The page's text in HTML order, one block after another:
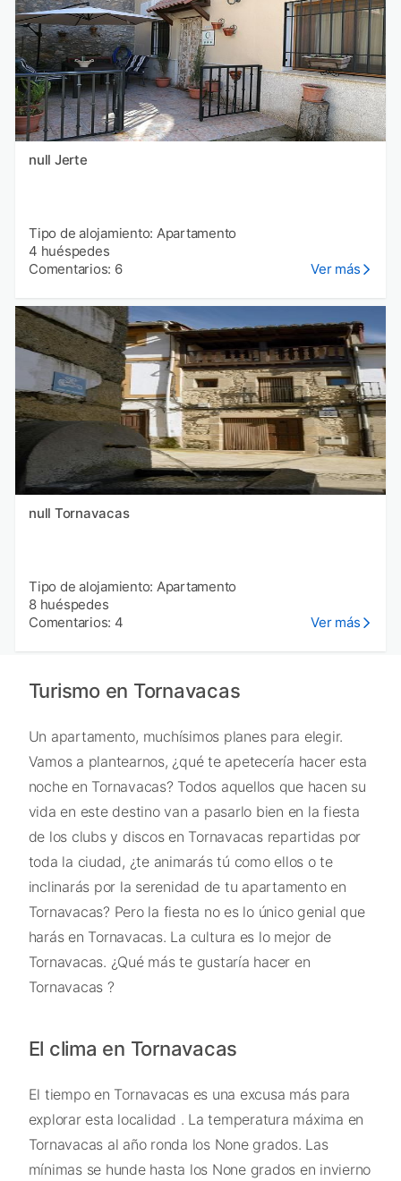
null Jerte
Tipo de alojamiento: Apartamento
4 huéspedes
Comentarios: 6
Ver más
null Tornavacas
Tipo de alojamiento: Apartamento
8 huéspedes
Comentarios: 4
Ver más
Turismo en Tornavacas
Un apartamento, muchísimos planes para elegir.
Vamos a plantearnos, ¿qué te apetecería hacer esta
noche en Tornavacas? Todos aquellos que hacen su
vida en este destino van a pasarlo bien en la fiesta
de los clubs y discos en Tornavacas repartidas por
toda la ciudad, ¿te animarás tú como ellos o te
inclinarás por la serenidad de tu apartamento en
Tornavacas? Pero la fiesta no es lo único genial que
harás en Tornavacas. La cultura es lo mejor de
Tornavacas. ¿Qué más te gustaría hacer en
Tornavacas ?
El clima en Tornavacas
El tiempo en Tornavacas es una excusa más para
explorar esta localidad . La temperatura máxima en
Tornavacas al año ronda los None grados. Las
mínimas se hunde hasta los None grados en invierno